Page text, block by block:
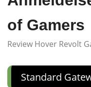
of Gamers
Review Hover Revolt
Standard